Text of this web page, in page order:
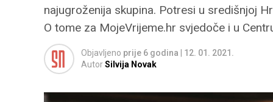
najugroženija skupina. Potresi u središnjoj
O tome za MojeVrijeme.hr svjedoče i u
Objavljeno prije 6 godina
12. 01. 2021.
AutorSilvija Novak